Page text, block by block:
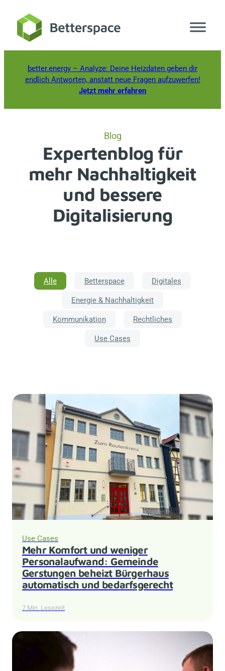
Inhalt
springen
better.energy – Analyze: Deine Heizdaten geben dir
endlich Antworten, anstatt neue Fragen aufzuwerfen!
Jetzt mehr erfahren
Blog
Expertenblog für
mehr Nachhaltigkeit
und bessere
Digitalisierung
Alle Betterspace Digitales
Energie & Nachhaltigkeit
Kommunikation Rechtliches
Use Cases
Use Cases
Mehr Komfort und weniger
Personalaufwand: Gemeinde
Gerstungen beheizt Bürgerhaus
automatisch und bedarfsgerecht
7 Min. Lesezeit